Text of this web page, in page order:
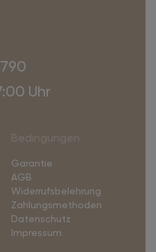
Uhr
Garantie
AGB
Widerrufsbelehrung
Zahlungsmethoden
Datenschutz
Impressum